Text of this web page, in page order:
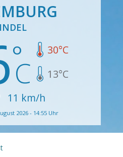
30°C
13°C
11 km/h
2026 - 14:55 Uhr